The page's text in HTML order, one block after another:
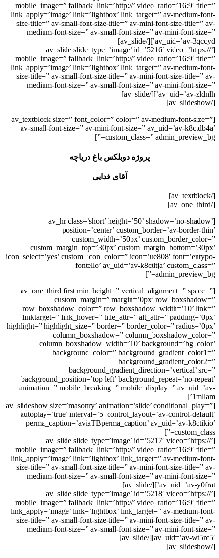
mobile_image=” fallback_link=’http://’ video_ratio=’16:9′ title=”
link_apply=’image’ link=’lightbox’ link_target=” av-medium-font-
size-title=” av-small-font-size-title=” av-mini-font-size-title=” av-
medium-font-size=” av-small-font-size=” av-mini-font-size=”
av_uid=’av-3qccyd’][/av_slide]
[av_slide slide_type=’image’ id=’5216′ video=’https://’
mobile_image=” fallback_link=’http://’ video_ratio=’16:9′ title=”
link_apply=’image’ link=’lightbox’ link_target=” av-medium-font-
size-title=” av-small-font-size-title=” av-mini-font-size-title=” av-
medium-font-size=” av-small-font-size=” av-mini-font-size=”
av_uid=’av-zldnlh’][/av_slide]
[/av_slideshow]
[av_textblock size=” font_color=” color=” av-medium-font-size=”
av-small-font-size=” av-mini-font-size=” av_uid=’av-k8ctdb4a’
custom_class=” admin_preview_bg=”]
پروژه دوبلکس باغ دریاچه
آقای فدایی
[/av_textblock]
[/av_one_third]
[av_hr class=’short’ height=’50’ shadow=’no-shadow’
position=’center’ custom_border=’av-border-thin’
custom_width=’50px’ custom_border_color=”
custom_margin_top=’30px’ custom_margin_bottom=’30px’
icon_select=’yes’ custom_icon_color=” icon=’ue808′ font=’entypo-
fontello’ av_uid=’av-k8ctltja’ custom_class=”
admin_preview_bg=”]
[av_one_third first min_height=” vertical_alignment=” space=”
custom_margin=” margin=’0px’ row_boxshadow=”
row_boxshadow_color=” row_boxshadow_width=’10’ link=”
linktarget=” link_hover=” title_attr=” alt_attr=” padding=’0px’
highlight=” highlight_size=” border=” border_color=” radius=’0px’
column_boxshadow=” column_boxshadow_color=”
column_boxshadow_width=’10’ background=’bg_color’
background_color=” background_gradient_color1=”
background_gradient_color2=”
background_gradient_direction=’vertical’ src=”
background_position=’top left’ background_repeat=’no-repeat’
animation=” mobile_breaking=” mobile_display=” av_uid=’av-
1mllam’]
[av_slideshow size=’masonry’ animation=’slide’ conditional_play=”
autoplay=’true’ interval=’5′ control_layout=’av-control-default’
perma_caption=’aviaTBperma_caption’ av_uid=’av-k8ctikio’
custom_class=”]
[av_slide slide_type=’image’ id=’5217′ video=’https://’
mobile_image=” fallback_link=’http://’ video_ratio=’16:9′ title=”
link_apply=’image’ link=’lightbox’ link_target=” av-medium-font-
size-title=” av-small-font-size-title=” av-mini-font-size-title=” av-
medium-font-size=” av-small-font-size=” av-mini-font-size=”
av_uid=’av-y0frat’][/av_slide]
[av_slide slide_type=’image’ id=’5218′ video=’https://’
mobile_image=” fallback_link=’http://’ video_ratio=’16:9′ title=”
link_apply=’image’ link=’lightbox’ link_target=” av-medium-font-
size-title=” av-small-font-size-title=” av-mini-font-size-title=” av-
medium-font-size=” av-small-font-size=” av-mini-font-size=”
av_uid=’av-wt5rc5′][/av_slide]
[/av_slideshow]